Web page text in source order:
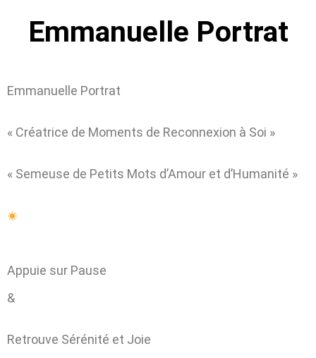
Emmanuelle Portrat
Emmanuelle Portrat
« Créatrice de Moments de Reconnexion à Soi »
« Semeuse de Petits Mots d’Amour et d’Humanité »
Appuie sur Pause
&
Retrouve Sérénité et Joie